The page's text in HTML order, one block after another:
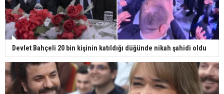
Devlet Bahçeli 20 bin kişinin katıldığı düğünde nikah şahidi oldu